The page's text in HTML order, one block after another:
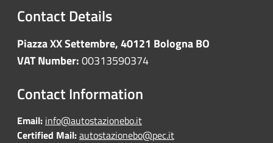
Contact Details
Piazza XX Settembre, 40121 Bologna BO
VAT Number:00313590374
Contact Information
Email: info@autostazionebo.it
Certified Mail:autostazionebo@pec.it